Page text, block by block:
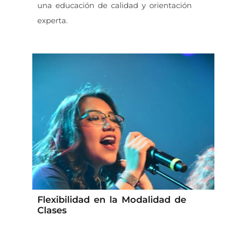
una educación de calidad y orientación
experta.
Flexibilidad en la Modalidad de
Clases